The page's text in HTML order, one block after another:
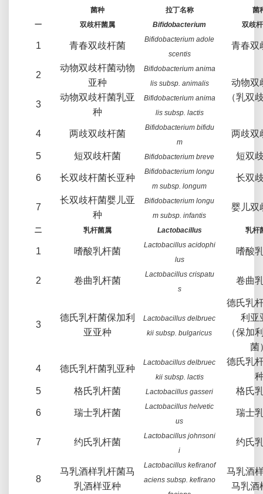
菌种
拉丁名称
菌
一
双歧杆菌属 Bifidobacterium 双歧
1 青春双歧杆菌
Bifidobacterium adole
scentis
青春双
2
动物双歧杆菌动物
亚种
Bifidobacterium anima
lis subsp. animalis
动物双
（乳双
3
动物双歧杆菌乳亚
种
Bifidobacterium anima
lis subsp. lactis
4 两歧双歧杆菌
Bifidobacterium bifidu
m
两歧双
5 短双歧杆菌 Bifidobacterium breve 短双
6 长双歧杆菌长亚种
Bifidobacterium longu
m subsp. longum
长双
7
长双歧杆菌婴儿亚
种
Bifidobacterium longu
m subsp. infantis
婴儿双
二 乳杆菌属 Lactobacillus 乳杆
1 嗜酸乳杆菌
Lactobacillus acidophi
lus
嗜酸
2 卷曲乳杆菌
Lactobacillus crispatu
s
卷曲
3
德氏乳杆菌保加利
亚亚种
Lactobacillus delbruec
kii subsp. bulgaricus
德氏乳
利亚
（保加
菌
4 德氏乳杆菌乳亚种
Lactobacillus delbruec
kii subsp. lactis
德氏乳
5
格氏乳杆菌 Lactobacillus gasseri 格氏
6 瑞士乳杆菌
Lactobacillus helvetic
us
瑞士
7 约氏乳杆菌
Lactobacillus johnsoni
i
约氏
8
马乳酒样乳杆菌马
乳酒样亚种
Lactobacillus kefiranof
aciens subsp. kefirano
马乳酒
马乳酒